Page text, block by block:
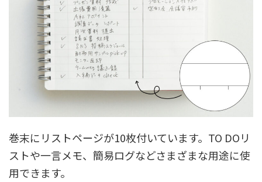
巻末にリストページが10枚付いています。TO DOリ
ストや一言メモ、簡易ログなどさまざまな用途に使
用できます。